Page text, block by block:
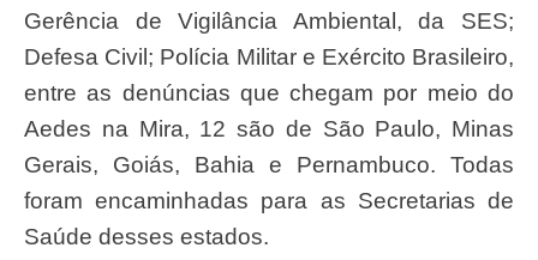
Gerência de Vigilância Ambiental, da SES;
Defesa Civil; Polícia Militar e Exército Brasileiro,
entre as denúncias que chegam por meio do
Aedes na Mira, 12 são de São Paulo, Minas
Gerais, Goiás, Bahia e Pernambuco. Todas
foram encaminhadas para as Secretarias de
Saúde desses estados.